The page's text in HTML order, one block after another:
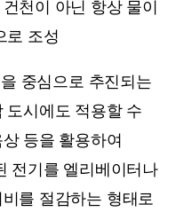
천이 아닌 항상 물이
로 조성
중심으로 추진되는
도시에도 적용할 수
등을 활용하여
전기를 엘리베이터나
를 절감하는 형태로